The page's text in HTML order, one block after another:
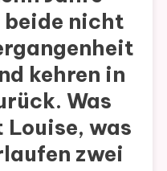
beide nicht
kehren in
Was
was
zwei